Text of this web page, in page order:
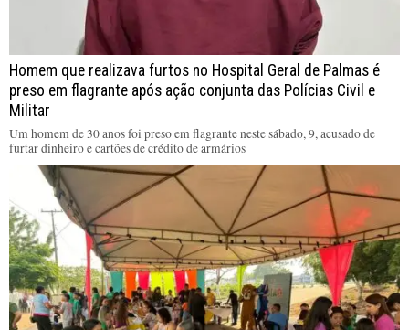
Homem que realizava furtos no Hospital Geral de Palmas é
preso em flagrante após ação conjunta das Polícias Civil e
Militar
Um homem de 30 anos foi preso em flagrante neste sábado, 9, acusado de
furtar dinheiro e cartões de crédito de armários